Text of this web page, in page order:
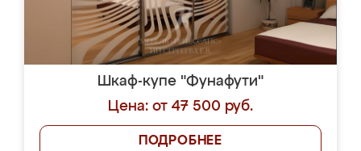
Шкаф-купе "Фунафути"
Цена: от 47 500 руб.
ПОДРОБНЕЕ